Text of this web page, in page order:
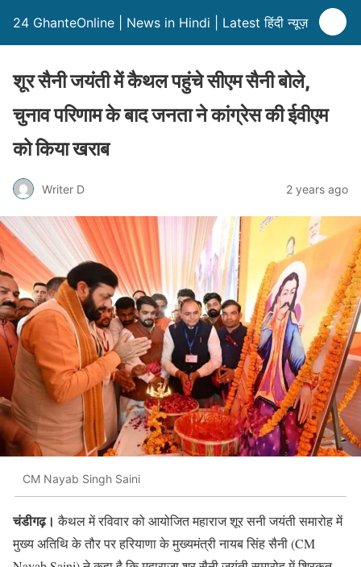
24 GhanteOnline | News in Hindi | Latest हिंदी न्यूज़
शूर सैनी जयंती में कैथल पहुंचे सीएम सैनी बोले,
चुनाव परिणाम के बाद जनता ने कांग्रेस की ईवीएम
को किया खराब
Writer D 2 years ago
CM Nayab Singh Saini
चंडीगढ़। कैथल में रविवार को आयोजित महाराज शूर सनी जयंती समारोह में
मुख्य अतिथि के तौर पर हरियाणा के मुख्यमंत्री नायब सिंह सैनी (CM